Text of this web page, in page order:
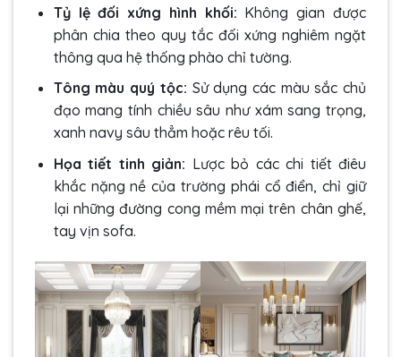
Tỷ lệ đối xứng hình khối: Không gian được
phân chia theo quy tắc đối xứng nghiêm ngặt
thông qua hệ thống phào chỉ tường.
Tông màu quý tộc: Sử dụng các màu sắc chủ
đạo mang tính chiều sâu như xám sang trọng,
xanh navy sâu thẳm hoặc rêu tối.
Họa tiết tinh giản: Lược bỏ các chi tiết điêu
khắc nặng nề của trường phái cổ điển, chỉ giữ
lại những đường cong mềm mại trên chân ghế,
tay vịn sofa.